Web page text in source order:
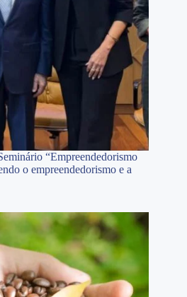
“Empreendedorismo
o empreendedorismo e a